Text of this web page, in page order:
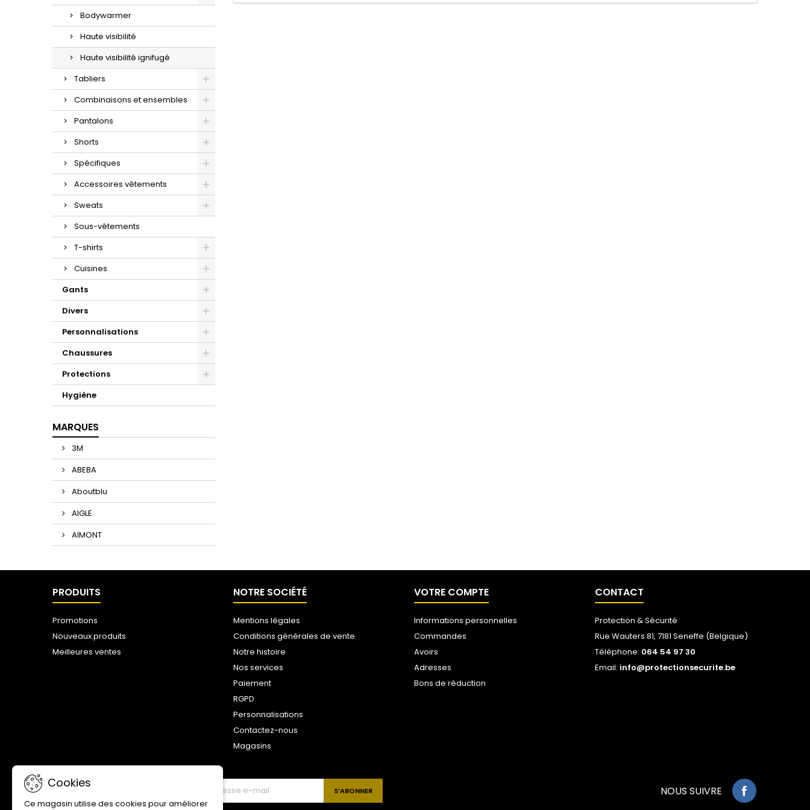
Bodywarmer
Haute visibilité
Haute visibilité ignifugé
Tabliers
Combinaisons et ensembles
Pantalons
Shorts
Spécifiques
Accessoires vêtements
Sweats
Sous-vêtements
T-shirts
Cuisines
Gants
Divers
Personnalisations
Chaussures
Protections
Hygiène
MARQUES
3M
ABEBA
Aboutblu
AIGLE
AIMONT
PRODUITS
Promotions
Nouveaux produits
Meilleures ventes
NOTRE SOCIÉTÉ
Mentions légales
Conditions générales de vente
Notre histoire
Nos services
Paiement
RGPD
Personnalisations
Contactez-nous
Magasins
VOTRE COMPTE
Informations personnelles
Commandes
Avoirs
Adresses
Bons de réduction
CONTACT
Protection & Sécurité
Rue Wauters 81, 7181 Seneffe (Belgique)
Téléphone: 064 54 97 30
Email: info@protectionsecurite.be
Cookies
Ce magasin utilise des cookies pour améliorer
LETTRE D'INFORMATIONS NOUS SUIVRE